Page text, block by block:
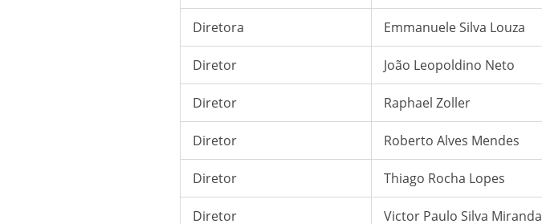
Diretora Emmanuele Silva Louza
Diretor João Leopoldino Neto
Diretor Raphael Zoller
Diretor Roberto Alves Mendes
Diretor Thiago Rocha Lopes
Diretor Victor Paulo Silva Miranda